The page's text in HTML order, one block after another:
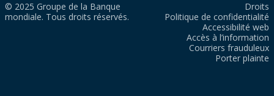
© 2025 Groupe de la Banque
mondiale. Tous droits réservés.
Droits
Politique de confidentialité
Accessibilité web
Accès à l’information
Courriers frauduleux
Porter plainte